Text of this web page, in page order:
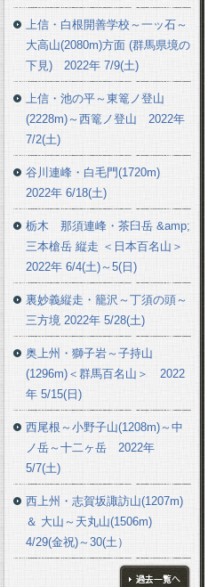
上信・白根開善学校～一ッ石～
大高山(2080m)方面 (群馬県境の
下見) 2022年 7/9(土)
上信・池の平～東篭ノ登山
(2228m)～西篭ノ登山 2022年
7/2(土)
谷川連峰・白毛門(1720m)
2022年 6/18(土)
栃木 那須連峰・茶臼岳 &amp;
三本槍岳 縦走 ＜日本百名山＞
2022年 6/4(土)～5(日)
裏妙義縦走・籠沢～丁須の頭～
三方境 2022年 5/28(土)
奥上州・獅子岩～子持山
(1296m)＜群馬百名山＞ 2022
年 5/15(日)
西尾根～小野子山(1208m)～中
ノ岳～十二ヶ岳 2022年
5/7(土)
西上州・志賀坂諏訪山(1207m)
＆ 大山～天丸山(1506m)
4/29(金祝)～30(土）